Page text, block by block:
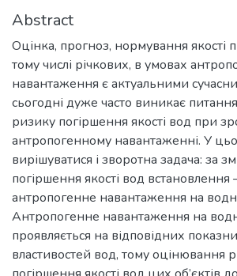
Abstract
Оцінка, прогноз, нормування якості
тому числі річкових, в умовах
навантаження є актуальними
сьогодні дуже часто виникає
ризику погіршення якості вод при
антропогенному навантаженні. У
вирішуватися і зворотна задача: за
погіршення якості вод встановлення
антропогенне навантаження на
Антропогенне навантаження на
проявляється на відповідних
властивостей вод, тому оцінювання